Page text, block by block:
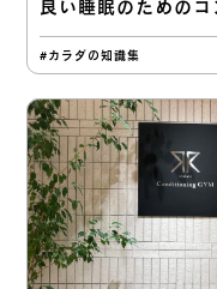
良い睡眠のためのコ
#カラダの知識集